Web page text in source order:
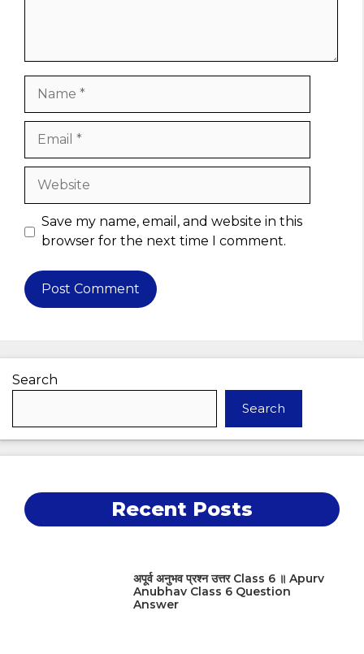
Website
Save my name, email, and website in this
browser for the next time I comment.
Search
Search
Recent Posts
अपूर्व अनुभव प्रश्न उत्तर Class 6 ॥ Apurv
Anubhav Class 6 Question
Answer